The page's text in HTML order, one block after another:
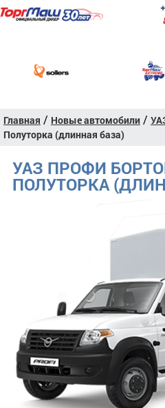
Главная / Новые автомобили /
Полуторка (длинная база)
УАЗ ПРОФИ
ПОЛУТОРКА